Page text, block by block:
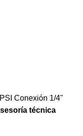
Conexión 1/4"
técnica